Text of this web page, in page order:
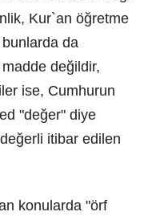
Kur`an öğretme
da
madde değildir,
ise, Cumhurun
"değer" diye
itibar edilen
konularda "örf